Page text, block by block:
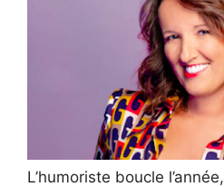
L’humoriste boucle